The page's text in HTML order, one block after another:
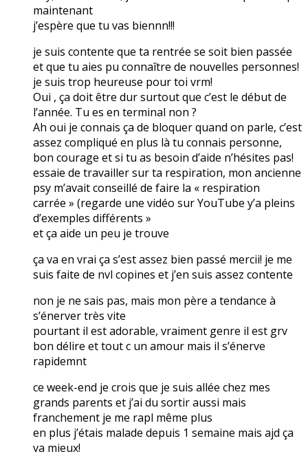
maintenant
j’espère que tu vas biennn!!!
je suis contente que ta rentrée se soit bien passée
et que tu aies pu connaître de nouvelles personnes!
je suis trop heureuse pour toi vrm!
Oui , ça doit être dur surtout que c’est le début de
l’année. Tu es en terminal non ?
Ah oui je connais ça de bloquer quand on parle, c’est
assez compliqué en plus là tu connais personne,
bon courage et si tu as besoin d’aide n’hésites pas!
essaie de travailler sur ta respiration, mon ancienne
psy m’avait conseillé de faire la « respiration
carrée » (regarde une vidéo sur YouTube y’a pleins
d’exemples différents »
et ça aide un peu je trouve
ça va en vrai ça s’est assez bien passé mercii! je me
suis faite de nvl copines et j’en suis assez contente
non je ne sais pas, mais mon père a tendance à
s’énerver très vite
pourtant il est adorable, vraiment genre il est grv
bon délire et tout c un amour mais il s’énerve
rapidemnt
ce week-end je crois que je suis allée chez mes
grands parents et j’ai du sortir aussi mais
franchement je me rapl même plus
en plus j’étais malade depuis 1 semaine mais ajd ça
va mieux!